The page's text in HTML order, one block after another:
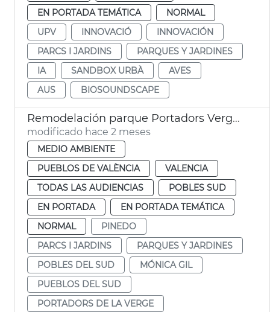
EN PORTADA TEMÁTICA
NORMAL
UPV
INNOVACIÓ
INNOVACIÓN
PARCS I JARDINS
PARQUES Y JARDINES
IA
SANDBOX URBÀ
AVES
AUS
BIOSOUNDSCAPE
Remodelación parque Portadors Verge Pinedo
modificado hace 2 meses
MEDIO AMBIENTE
PUEBLOS DE VALÈNCIA
VALENCIA
TODAS LAS AUDIENCIAS
POBLES SUD
EN PORTADA
EN PORTADA TEMÁTICA
NORMAL
PINEDO
PARCS I JARDINS
PARQUES Y JARDINES
POBLES DEL SUD
MÓNICA GIL
PUEBLOS DEL SUD
PORTADORS DE LA VERGE